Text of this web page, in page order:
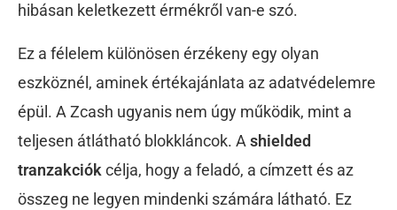
hibásan keletkezett érmékről van-e szó.
Ez a félelem különösen érzékeny egy olyan
eszköznél, aminek értékajánlata az adatvédelemre
épül. A Zcash ugyanis nem úgy működik, mint a
teljesen átlátható blokkláncok. Ashielded
tranzakciókcélja, hogy a feladó, a címzett és az
összeg ne legyen mindenki számára látható. Ez